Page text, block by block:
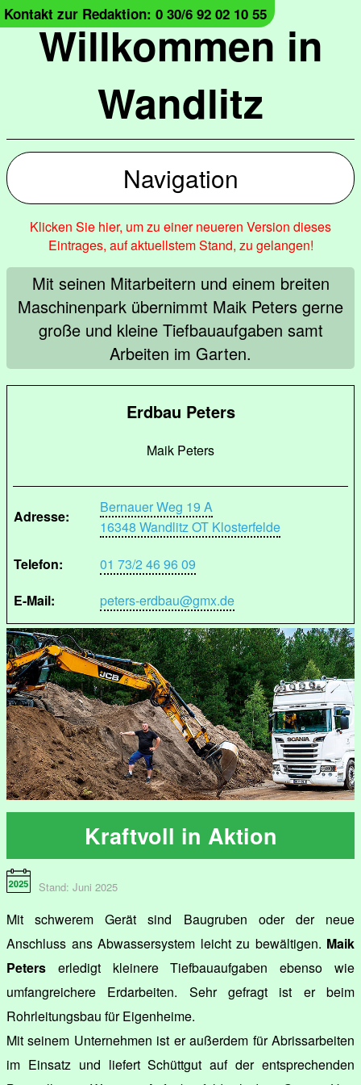
Willkommen in
Wandlitz
Kontakt zur Redaktion: 0 30/6 92 02 10 55
Navigation
Klicken Sie hier, um zu einer neueren Version dieses
Eintrages, auf aktuellstem Stand, zu gelangen!
Mit seinen Mitarbeitern und einem breiten
Maschinenpark übernimmt Maik Peters gerne
große und kleine Tiefbauaufgaben samt
Arbeiten im Garten.
Erdbau Peters
Maik Peters
Adresse:
Bernauer Weg 19 A
16348 Wandlitz OT Klosterfelde
Telefon:
01 73/2 46 96 09
E-Mail:
peters-erdbau@gmx.de
Kraftvoll in Aktion
Stand: Juni 2025
Mit schwerem Gerät sind Baugruben oder der neue
Anschluss ans Abwassersystem leicht zu bewältigen. Maik
Peters erledigt kleinere Tiefbauaufgaben ebenso wie
umfangreichere Erdarbeiten. Sehr gefragt ist er beim
Rohrleitungsbau für Eigenheime.
Mit seinem Unternehmen ist er außerdem für Abrissarbeiten
im Einsatz und liefert Schüttgut auf der entsprechenden